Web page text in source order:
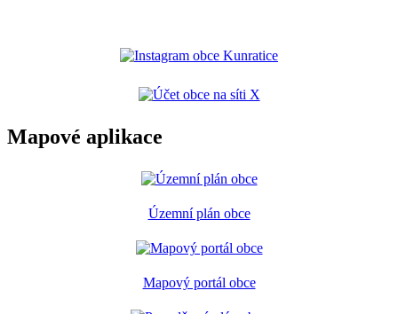
Mapové aplikace
Územní plán obce
Mapový portál obce